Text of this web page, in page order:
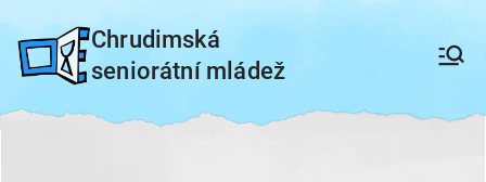
na
Chrudimská
seniorátní mládež